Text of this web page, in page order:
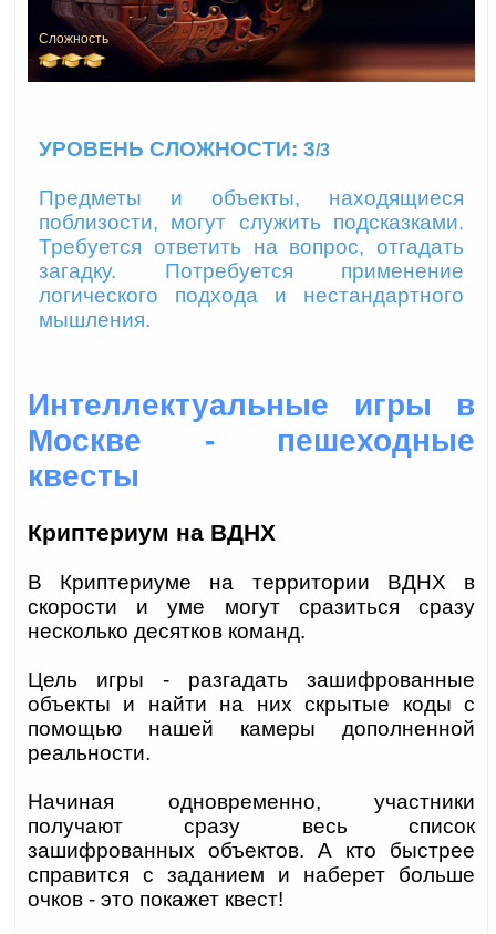
Сложность
УРОВЕНЬ СЛОЖНОСТИ: 3/3
Предметы и объекты, находящиеся
поблизости, могут служить подсказками.
Требуется ответить на вопрос, отгадать
загадку. Потребуется применение
логического подхода и нестандартного
мышления.
Интеллектуальные игры в
Москве - пешеходные
квесты
Криптериум на ВДНХ
В Криптериуме на территории ВДНХ в
скорости и уме могут сразиться сразу
несколько десятков команд.
Цель игры - разгадать зашифрованные
объекты и найти на них скрытые коды с
помощью нашей камеры дополненной
реальности.
Начиная одновременно, участники
получают сразу весь список
зашифрованных объектов. А кто быстрее
справится с заданием и наберет больше
очков - это покажет квест!